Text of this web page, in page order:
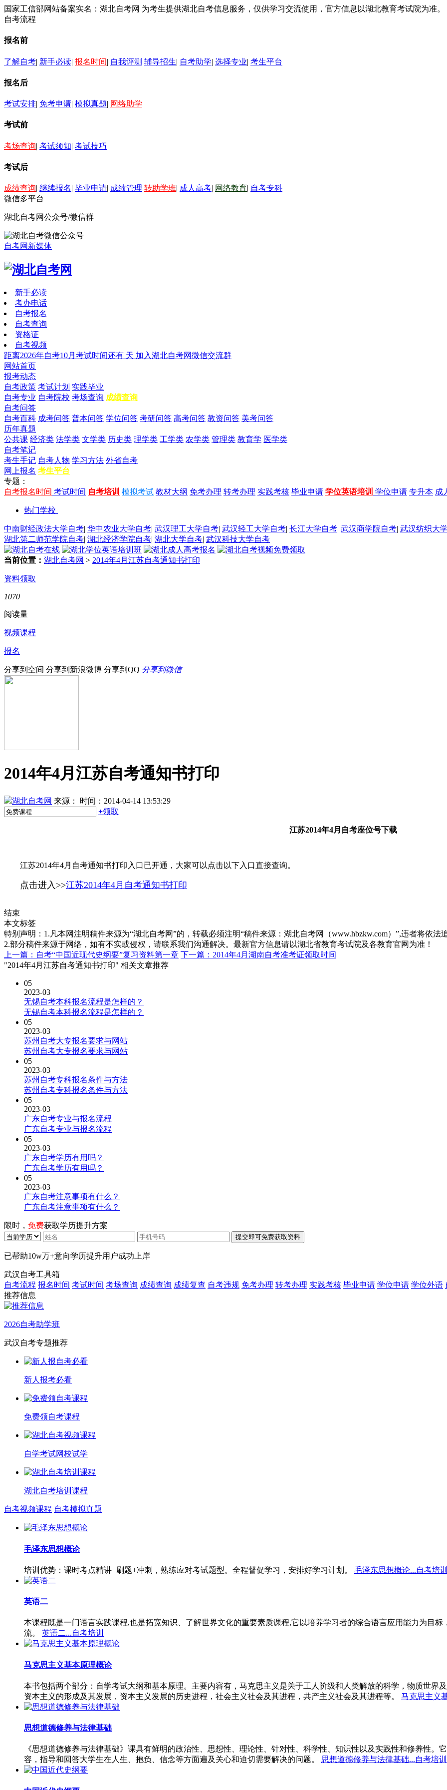
国家工信部网站备案实名：湖北自考网 为考生提供湖北自考信息服务，仅供学习交流使用，官方信息以湖北教育考试院为准。
自考流程
报名前
了解自考| 新手必读| 报名时间| 自我评测 辅导招生| 自考助学| 选择专业| 考生平台
报名后
考试安排| 免考申请| 模拟真题| 网络助学
考试前
考场查询| 考试须知| 考试技巧
考试后
成绩查询| 继续报名| 毕业申请| 成绩管理 转助学班| 成人高考| 网络教育| 自考专科
微信多平台
湖北自考网公众号/微信群
自考网新媒体
新手必读
考办电话
自考报名
自考查询
资格证
自考视频
距离2026年自考10月考试时间还有 天 加入湖北自考网微信交流群
网站首页
报考动态
自考政策 考试计划 实践毕业
自考专业 自考院校 考场查询 成绩查询
自考问答
自考百科 成考问答 普本问答 学位问答 考研问答 高考问答 教资问答 美考问答
历年真题
公共课 经济类 法学类 文学类 历史类 理学类 工学类 农学类 管理类 教育学 医学类
自考笔记
考生手记 自考人物 学习方法 外省自考
网上报名 考生平台
专题：
自考报名时间 考试时间 自考培训 模拟考试 教材大纲 免考办理 转考办理 实践考核 毕业申请 学位英语培训 学位申请 专升本 成
热门学校
中南财经政法大学自考| 华中农业大学自考| 武汉理工大学自考| 武汉轻工大学自考| 长江大学自考| 武汉商学院自考| 武汉纺织大
湖北第二师范学院自考| 湖北经济学院自考| 湖北大学自考| 武汉科技大学自考
当前位置： 湖北自考网 > 2014年4月江苏自考通知书打印
资料领取
1070
阅读量
视频课程
报名
分享到空间 分享到新浪微博 分享到QQ 分享到微信
2014年4月江苏自考通知书打印
湖北自考网 来源：
时间：2014-04-14 13:53:29
+领取
江苏2014年4月自考座位号下载
江苏2014年4月自考通知书打印入口已开通，大家可以点击以下入口直接查询。
点击进入>>江苏2014年4月自考通知书打印
结束
本文标签
特别声明：1.凡本网注明稿件来源为“湖北自考网”的，转载必须注明“稿件来源：湖北自考网（www.hbzkw.com）”,违者将依法
2.部分稿件来源于网络，如有不实或侵权，请联系我们沟通解决。最新官方信息请以湖北省教育考试院及各教育官网为准！
上一篇：自考“中国近现代史纲要”复习资料第一章 下一篇：2014年4月湖南自考准考证领取时间
"2014年4月江苏自考通知书打印" 相关文章推荐
05
2023-03
无锡自考本科报名流程是怎样的？
无锡自考本科报名流程是怎样的？
05
2023-03
苏州自考大专报名要求与网站
苏州自考大专报名要求与网站
05
2023-03
苏州自考专科报名条件与方法
苏州自考专科报名条件与方法
05
2023-03
广东自考专业与报名流程
广东自考专业与报名流程
05
2023-03
广东自考学历有用吗？
广东自考学历有用吗？
05
2023-03
广东自考注意事项有什么？
广东自考注意事项有什么？
限时， 免费获取学历提升方案
已帮助10w万+意向学历提升用户成功上岸
武汉自考工具箱
自考流程 报名时间 考试时间 考场查询 成绩查询 成绩复查 自考违规 免考办理 转考办理 实践考核 毕业申请 学位申请 学位外语
推荐信息
2026自考助学班
武汉自考专题推荐
新人报考必看
免费领自考课程
自学考试网校试学
湖北自考培训课程
自考视频课程 自考模拟真题
毛泽东思想概论
培训优势：课时考点精讲+刷题+冲刺，熟练应对考试题型。全程督促学习，安排好学习计划。 毛泽东思想概论...自考培训
英语二
本课程既是一门语言实践课程,也是拓宽知识、了解世界文化的重要素质课程,它以培养学习者的综合语言应用能力为目
流。
英语二...自考培训
马克思主义基本原理概论
本书包括两个部分：自学考试大纲和基本原理。主要内容有，马克思主义是关于工人阶级和人类解放的科学，物质世界
资本主义的形成及其发展，资本主义发展的历史进程，社会主义社会及其进程，共产主义社会及其进程等。
马克思主义
思想道德修养与法律基础
《思想道德修养与法律基础》课具有鲜明的政治性、思想性、理论性、针对性、科学性、知识性以及实践性和修养性。
容，指导和回答大学生在人生、抱负、信念等方面遍及关心和迫切需要解决的问题。
思想道德修养与法律基础...自考培训